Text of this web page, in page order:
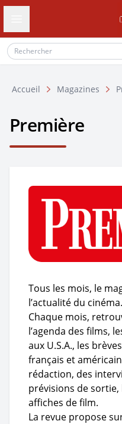
Ouvrir le tiroir de
Accueil Magazines
Première
Tous les mois, le
l’actualité du cinéma.
Chaque mois,
l’agenda des films,
aux U.S.A., les
français et
rédaction, des
prévisions de
affiches de film.
La revue propose